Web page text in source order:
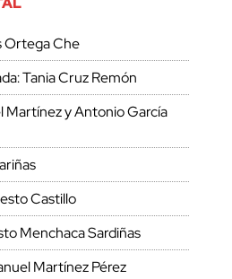
Ortega Che
Tania Cruz Remón
Martínez y Antonio García
Castillo
Menchaca Sardiñas
Martínez Pérez